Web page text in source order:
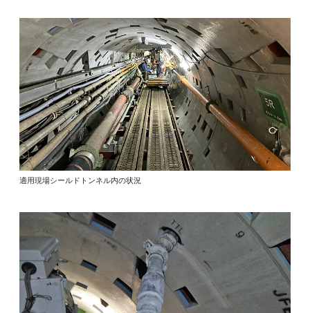
適用現場シールドトンネル内の状況